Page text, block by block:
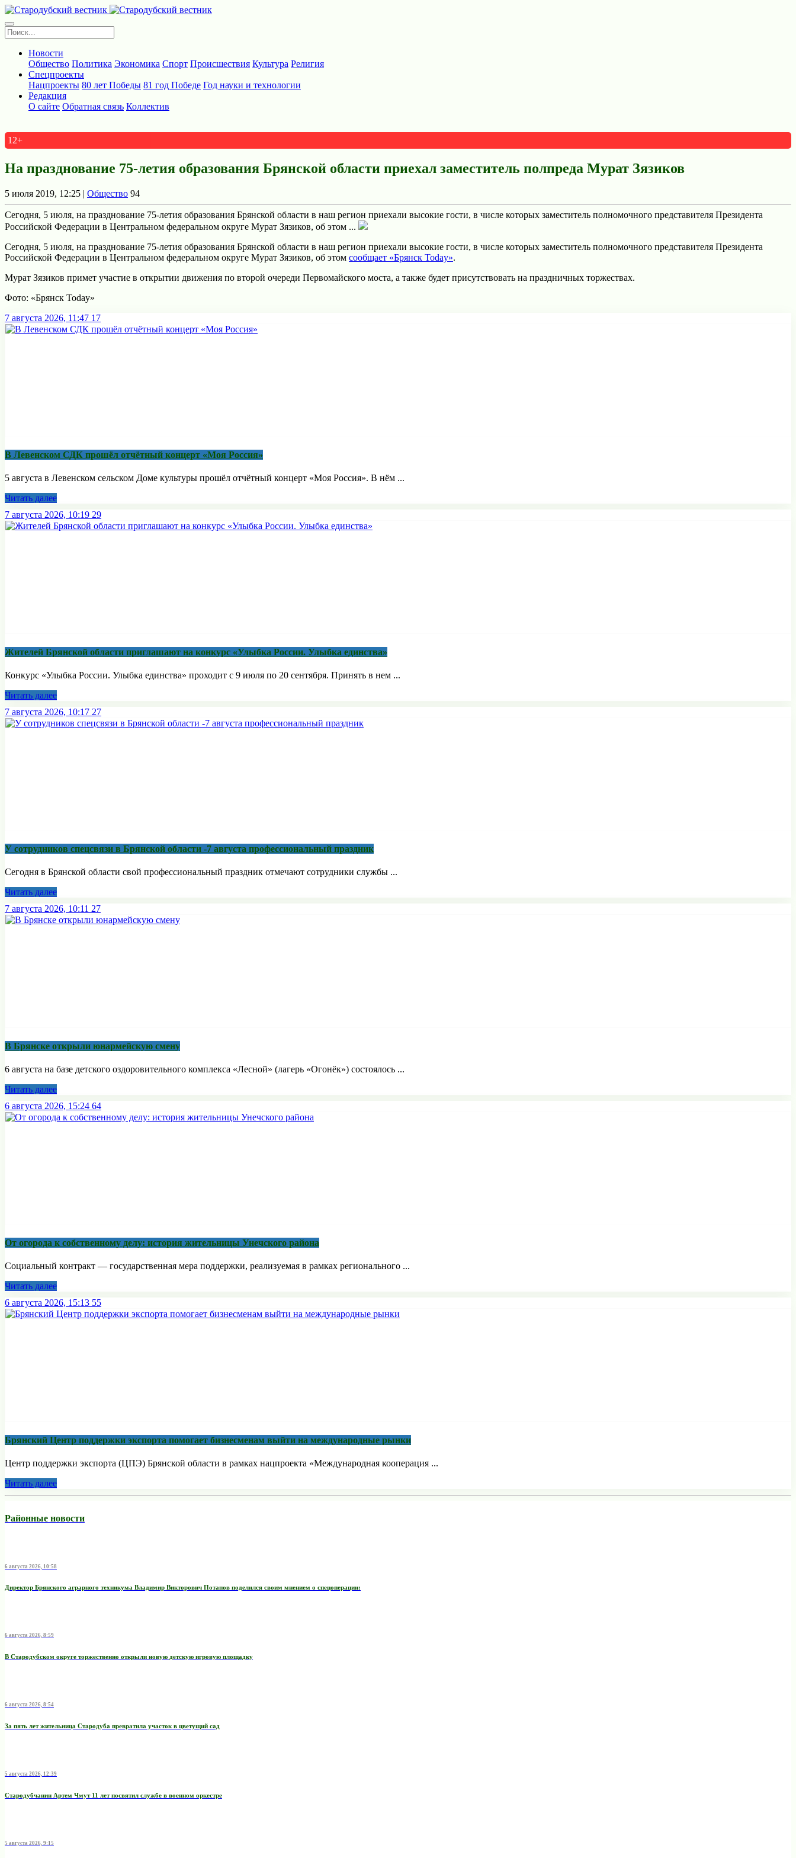
Новости
Общество Политика Экономика Спорт Происшествия Культура Религия
Спецпроекты
Нацпроекты 80 лет Победы 81 год Победе Год науки и технологии
Редакция
О сайте Обратная связь Коллектив
12+
На празднование 75-летия образования Брянской области приехал заместитель полпреда Мурат Зязиков
5 июля 2019, 12:25 | Общество 94
Сегодня, 5 июля, на празднование 75-летия образования Брянской области в наш регион приехали высокие гости, в числе которых заместитель полномочного представителя Президента
Российской Федерации в Центральном федеральном округе Мурат Зязиков, об этом ...
Сегодня, 5 июля, на празднование 75-летия образования Брянской области в наш регион приехали высокие гости, в числе которых заместитель полномочного представителя Президента
Российской Федерации в Центральном федеральном округе Мурат Зязиков, об этом сообщает «Брянск Today».
Мурат Зязиков примет участие в открытии движения по второй очереди Первомайского моста, а также будет присутствовать на праздничных торжествах.
Фото: «Брянск Today»
7 августа 2026, 11:47 17
В Левенском СДК прошёл отчётный концерт «Моя Россия»
5 августа в Левенском сельском Доме культуры прошёл отчётный концерт «Моя Россия». В нём ...
Читать далее
7 августа 2026, 10:19 29
Жителей Брянской области приглашают на конкурс «Улыбка России. Улыбка единства»
Конкурс «Улыбка России. Улыбка единства» проходит с 9 июля по 20 сентября. Принять в нем ...
Читать далее
7 августа 2026, 10:17 27
У сотрудников спецсвязи в Брянской области -7 августа профессиональный праздник
Сегодня в Брянской области свой профессиональный праздник отмечают сотрудники службы ...
Читать далее
7 августа 2026, 10:11 27
В Брянске открыли юнармейскую смену
6 августа на базе детского оздоровительного комплекса «Лесной» (лагерь «Огонёк») состоялось ...
Читать далее
6 августа 2026, 15:24 64
От огорода к собственному делу: история жительницы Унечского района
Социальный контракт — государственная мера поддержки, реализуемая в рамках регионального ...
Читать далее
6 августа 2026, 15:13 55
Брянский Центр поддержки экспорта помогает бизнесменам выйти на международные рынки
Центр поддержки экспорта (ЦПЭ) Брянской области в рамках нацпроекта «Международная кооперация ...
Читать далее
Районные новости
6 августа 2026, 10:58
Директор Брянского аграрного техникума Владимир Викторович Потапов поделился своим мнением о спецоперации:
6 августа 2026, 8:59
В Стародубском округе торжественно открыли новую детскую игровую площадку
6 августа 2026, 8:54
За пять лет жительница Стародуба превратила участок в цветущий сад
5 августа 2026, 12:39
Стародубчанин Артем Чмут 11 лет посвятил службе в военном оркестре
5 августа 2026, 9:15